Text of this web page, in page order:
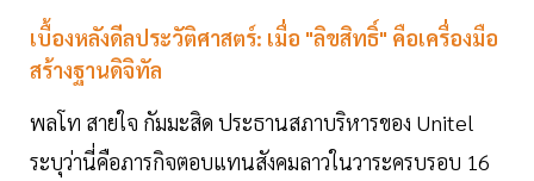
เบื้องหลังดีลประวัติศาสตร์: เมื่อ "ลิขสิทธิ์" คือเครื่องมือ
สร้างฐานดิจิทัล
พลโท สายใจ กัมมะสิด ประธานสภาบริหารของ Unitel
ระบุว่านี่คือภารกิจตอบแทนสังคมลาวในวาระครบรอบ 16